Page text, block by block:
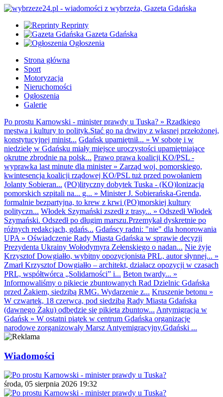
Reprinty
Gazeta Gdańska
Ogłoszenia
Strona główna
Sport
Motoryzacja
Nieruchomości
Ogłoszenia
Galerie
Po prostu Karnowski - minister prawdy u Tuska? » Rzadkiego
męstwa i kultury to polityk.Stać go na drwiny z własnej przełożonej,
konstytucyjnej minist... Gdańsk upamiętnił... » W sobotę i w
niedzielę w Gdańsku miały miejsce uroczystości upamiętniające
okrutne zbrodnie na polsk... Prawo prawa koalicji KO/PSL -
wyprawka last minute dla minister» Zarząd woj. pomorskiego,
kwintesencja koalicji rządowej KO/PSL tuż przed powołaniem
Jolanty Sobieran... (PO)lityczny dobytek Tuska - (KO)lonizacja
pomorskich szpitali na... g... » Minister J. Sobierańska-Grenda,
formalnie bezpartyjna, to krew z krwi (PO)morskiej kultury
polityczn... Włodek Szymański zszedł z trasy... » Odszedł Włodek
Szymański. Odszedł po długim marszu.Przemykał dyskretnie po
różnych redakcjach, gdańs... Gdańscy radni: "nie" dla honorowania
UPA » Oświadczenie Rady Miasta Gdańska w sprawie decyzji
Prezydenta Ukrainy Wołodymyra Zełenskiego o nadan... Nie żyje
Krzysztof Dowgiałło, wybitny opozycjonista PRL, autor słynnej... »
Zmarł Krzysztof Dowgiałło – architekt, działacz opozycji w czasach
PRL, współtwórca „Solidarności” i... Beton twardy... »
Informowaliśmy o pikiecie zbuntowanych Rad Dzielnic Gdańska
przed Żakiem, siedzibą RMG. Wydarzenie z... Kruszenie betonu »
W czwartek, 18 czerwca, pod siedzibą Rady Miasta Gdańska
(dawnego Żaku) odbędzie się pikieta zbuntow... Antymigracja w
Gdańsk » W ostatni piątek w centrum Gdańska organizacje
narodowe zorganizowały Marsz Antyemigracyjny.Gdański ...
Wiadomości
środa, 05 sierpnia 2026 19:32